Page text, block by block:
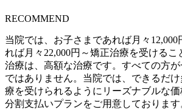
RECOMMEND
当院では、お子さまであれば月々
れば月々22,000円～矯正治療を受けるこ
治療は、高額な治療です。すべての方
ではありません。当院では、できるだ
療を受けられるようにリーズナブルな
分割支払いプランをご用意しております